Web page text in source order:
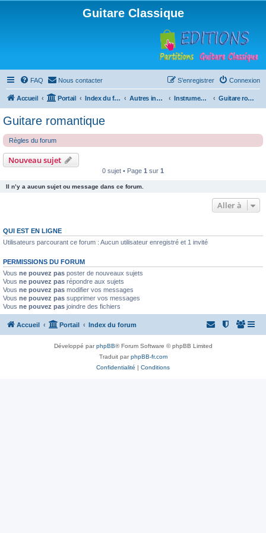
Guitare Classique
FAQ Nous contacter Connexion
S’enregistrer
Accueil Portail Index du forum Autres instruments à cordes pincées, ou styles Instruments anciens Guitare romantique
Guitare romantique
Règles du forum
Nouveau sujet
0 sujet • Page 1 sur 1
Il n’y a aucun sujet ou message dans ce forum.
Aller à
QUI EST EN LIGNE
Utilisateurs parcourant ce forum : Aucun utilisateur enregistré et 1 invité
PERMISSIONS DU FORUM
Vous ne pouvez pas poster de nouveaux sujets
Vous ne pouvez pas répondre aux sujets
Vous ne pouvez pas modifier vos messages
Vous ne pouvez pas supprimer vos messages
Vous ne pouvez pas joindre des fichiers
Accueil Portail Index du forum
Développé parphpBB® Forum Software © phpBB Limited
Traduit parphpBB-fr.com
Confidentialité | Conditions